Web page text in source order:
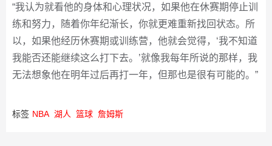
“我认为就看他的身体和心理状况，如果他在休赛期停止训
练和努力，随着你年纪渐长，你就更难重新找回状态。所
以，如果他经历休赛期或训练营，他就会觉得，‘我不知道
我能否还能继续这么打下去。’就像我每年所说的那样，我
无法想象他在明年过后再打一年，但那也是很有可能的。”
标签 NBA 湖人 篮球 詹姆斯